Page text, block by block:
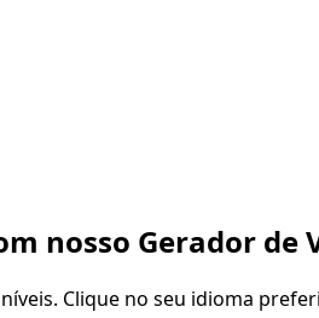
nosso Gerador de
Clique no seu idioma